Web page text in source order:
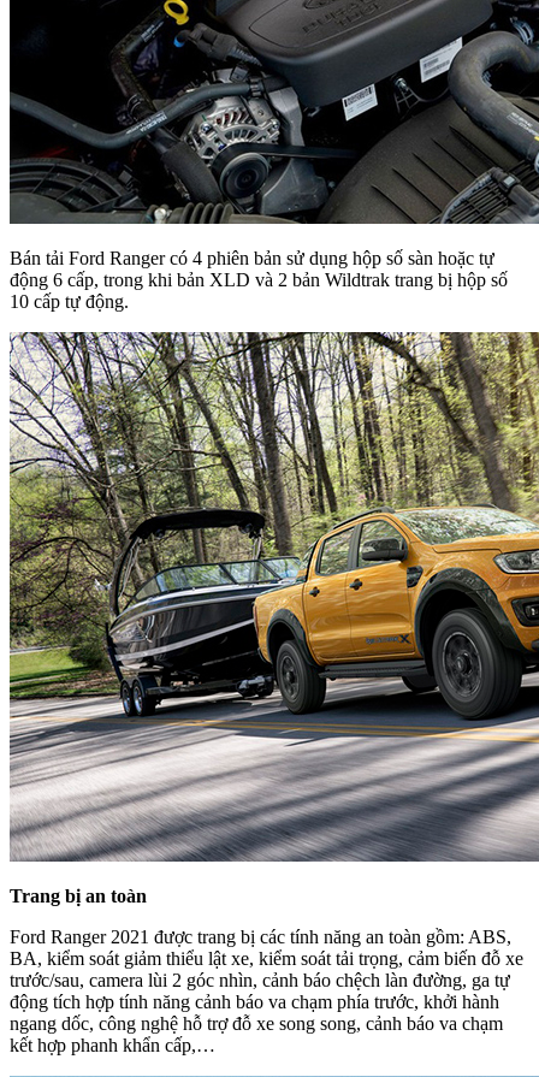
Bán tải Ford Ranger có 4 phiên bản sử dụng hộp số sàn hoặc tự
động 6 cấp, trong khi bản XLD và 2 bản Wildtrak trang bị hộp số
10 cấp tự động.
Trang bị an toàn
Ford Ranger 2021 được trang bị các tính năng an toàn gồm: ABS,
BA, kiểm soát giảm thiểu lật xe, kiểm soát tải trọng, cảm biến đỗ xe
trước/sau, camera lùi 2 góc nhìn, cảnh báo chệch làn đường, ga tự
động tích hợp tính năng cảnh báo va chạm phía trước, khởi hành
ngang dốc, công nghệ hỗ trợ đỗ xe song song, cảnh báo va chạm
kết hợp phanh khẩn cấp,…